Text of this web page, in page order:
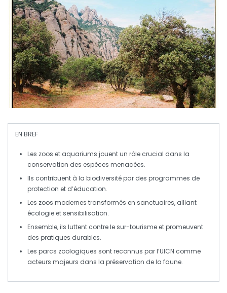
EN BREF
Les zoos et aquariums jouent un rôle crucial dans la
conservation des espèces menacées.
Ils contribuent à la biodiversitépar des programmes de
protection et d’éducation.
Les zoos modernes transformés en sanctuaires, alliant
écologie et sensibilisation.
Ensemble, ils luttent contre le sur-tourisme et promeuvent
des pratiques durables.
Les parcs zoologiques sont reconnus par l’UICN comme
acteurs majeurs dans la préservation de la faune.